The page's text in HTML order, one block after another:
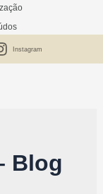
Instagram
Blog